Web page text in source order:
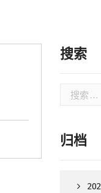
搜索
索：
归档